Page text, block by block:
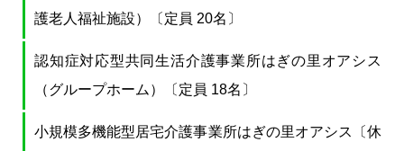
護老人福祉施設）〔定員 20名〕
認知症対応型共同生活介護事業所はぎの里オアシス
（グループホーム）〔定員 18名〕
小規模多機能型居宅介護事業所はぎの里オアシス〔休